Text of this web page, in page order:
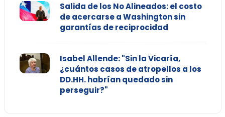
Salida de los No Alineados: el costo
de acercarse a Washington sin
garantías de reciprocidad
Isabel Allende: "Sin la Vicaría,
¿cuántos casos de atropellos a los
DD.HH. habrían quedado sin
perseguir?"